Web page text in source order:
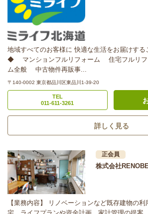
地域すべてのお客様に 快適な生活をお届けす
◆ マンションフルリフォーム 住宅フルリ
ム全般 中古物件再販事...
〒140-0002 東京都品川区東品川1-39-20
TEL
011-611-3261
詳しく見る
正会員
株式会社
【業務内容】 リノベーションなど既存建物の